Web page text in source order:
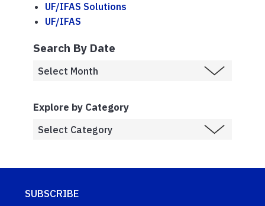
UF/IFAS Solutions
UF/IFAS
Search By Date
Explore by Category
SUBSCRIBE